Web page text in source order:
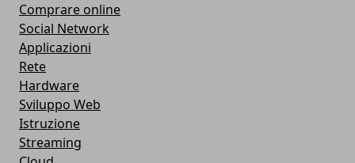
Comprare online
Social Network
Applicazioni
Rete
Hardware
Sviluppo Web
Istruzione
Streaming